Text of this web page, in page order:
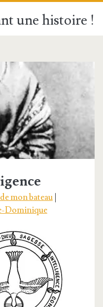
une histoire !
span>
mon bateau|
Dominique